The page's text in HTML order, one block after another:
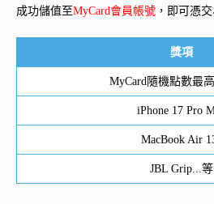
成功儲值至MyCard會員帳號 ，即可憑
獎項
MyCard隨機點數最
iPhone 17 Pro
MacBook Air
JBL Grip...等